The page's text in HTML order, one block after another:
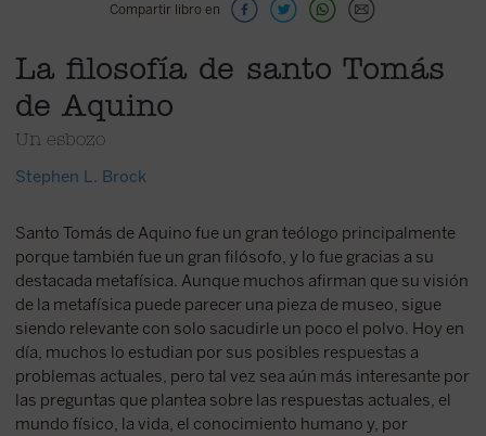
Compartir libro en
La filosofía de santo Tomás
de Aquino
Un esbozo
Stephen L. Brock
Santo Tomás de Aquino fue un gran teólogo principalmente
porque también fue un gran filósofo, y lo fue gracias a su
destacada metafísica. Aunque muchos afirman que su visión
de la metafísica puede parecer una pieza de museo, sigue
siendo relevante con solo sacudirle un poco el polvo. Hoy en
día, muchos lo estudian por sus posibles respuestas a
problemas actuales, pero tal vez sea aún más interesante por
las preguntas que plantea sobre las respuestas actuales, el
mundo físico, la vida, el conocimiento humano y, por